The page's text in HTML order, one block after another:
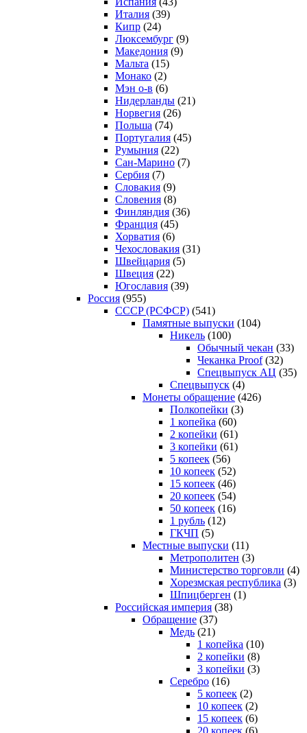
Италия (39)
Кипр (24)
Люксембург (9)
Македония (9)
Мальта (15)
Монако (2)
Мэн о-в (6)
Нидерланды (21)
Норвегия (26)
Польша (74)
Португалия (45)
Румыния (22)
Сан-Марино (7)
Сербия (7)
Словакия (9)
Словения (8)
Финляндия (36)
Франция (45)
Хорватия (6)
Чехословакия (31)
Швейцария (5)
Швеция (22)
Югославия (39)
Россия (955)
CCCP (РСФСР) (541)
Памятные выпуски (104)
Никель (100)
Обычный чекан (33)
Чеканка Proof(32)
Спецвыпуск АЦ (35)
Спецвыпуск (4)
Монеты обращение (426)
Полкопейки (3)
1 копейка (60)
2 копейки (61)
3 копейки (61)
5 копеек (56)
10 копеек (52)
15 копеек (46)
20 копеек (54)
50 копеек (16)
1 рубль (12)
ГКЧП (5)
Местные выпуски (11)
Метрополитен (3)
Министерство торговли (4)
Хорезмская республика (3)
Шпицберген (1)
Российская империя (38)
Обращение (37)
Медь (21)
1 копейка (10)
2 копейки (8)
3 копейки (3)
Серебро (16)
5 копеек (2)
10 копеек (2)
15 копеек (6)
20 копеек (6)